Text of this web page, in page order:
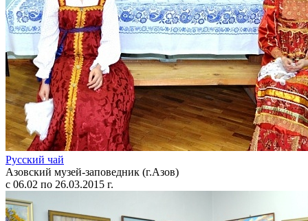
Русский чай
Азовский музей-заповедник (г.Азов)
с 06.02 по 26.03.2015 г.